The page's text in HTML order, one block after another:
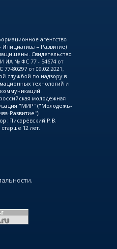
агентство
– Развитие)
Свидетельство
ИА № ФС 77 - 54674 от
80297 от 09.02.2021,
службой по надзору в
технологий и
молодежная
"МИР" ("Молодежь-
Развитие")
Писарёвский Р.В.
12 лет.